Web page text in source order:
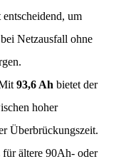
um
Netzausfall ohne
93,6 Ah bietet der
hoher
Überbrückungszeit.
für ältere 90Ah- oder